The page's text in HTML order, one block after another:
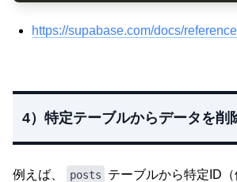
https://supabase.com/docs/
4）特定テーブルからデータを削
例えば、 posts
テーブルから特定ID